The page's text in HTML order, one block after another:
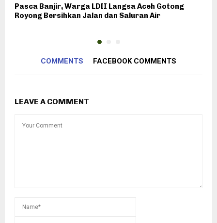
Pasca Banjir, Warga LDII Langsa Aceh Gotong
Royong Bersihkan Jalan dan Saluran Air
COMMENTS FACEBOOK COMMENTS
LEAVE A COMMENT